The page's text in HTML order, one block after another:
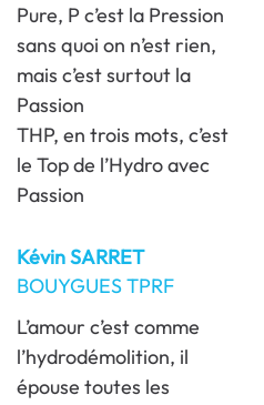
Pure, P c’est la Pression
sans quoi on n’est rien,
mais c’est surtout la
Passion
THP, en trois mots, c’est
le Top de l’Hydro avec
Passion
Kévin SARRET
BOUYGUES TPRF
L’amour c’est comme
l’hydrodémolition, il
épouse toutes les